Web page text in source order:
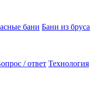
бани Бани из бруса
/ ответ Технология